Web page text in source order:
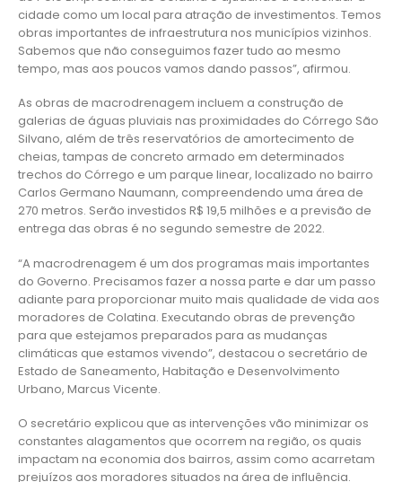
cidade como um local para atração de investimentos. Temos
obras importantes de infraestrutura nos municípios vizinhos.
Sabemos que não conseguimos fazer tudo ao mesmo
tempo, mas aos poucos vamos dando passos”, afirmou.
As obras de macrodrenagem incluem a construção de
galerias de águas pluviais nas proximidades do Córrego São
Silvano, além de três reservatórios de amortecimento de
cheias, tampas de concreto armado em determinados
trechos do Córrego e um parque linear, localizado no bairro
Carlos Germano Naumann, compreendendo uma área de
270 metros. Serão investidos R$ 19,5 milhões e a previsão de
entrega das obras é no segundo semestre de 2022.
“A macrodrenagem é um dos programas mais importantes
do Governo. Precisamos fazer a nossa parte e dar um passo
adiante para proporcionar muito mais qualidade de vida aos
moradores de Colatina. Executando obras de prevenção
para que estejamos preparados para as mudanças
climáticas que estamos vivendo”, destacou o secretário de
Estado de Saneamento, Habitação e Desenvolvimento
Urbano, Marcus Vicente.
O secretário explicou que as intervenções vão minimizar os
constantes alagamentos que ocorrem na região, os quais
impactam na economia dos bairros, assim como acarretam
prejuízos aos moradores situados na área de influência.